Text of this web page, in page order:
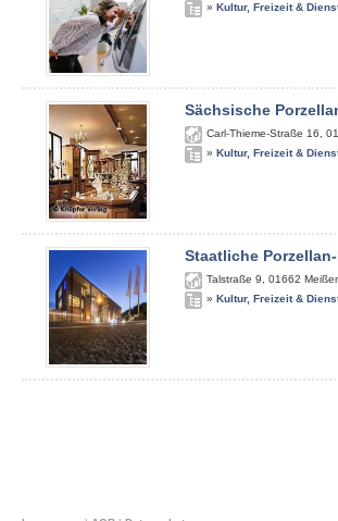
» Kultur, Freizeit &
Sächsische
Carl-Thieme-Straße 16
» Kultur, Freizeit &
Staatliche
Talstraße 9 01662
» Kultur, Freizeit &